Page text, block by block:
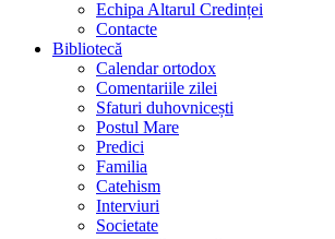
Echipa Altarul Credinței
Contacte
Bibliotecă
Calendar ortodox
Comentariile zilei
Sfaturi duhovnicești
Postul Mare
Predici
Familia
Catehism
Interviuri
Societate